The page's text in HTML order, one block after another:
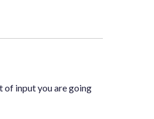
of input you are going